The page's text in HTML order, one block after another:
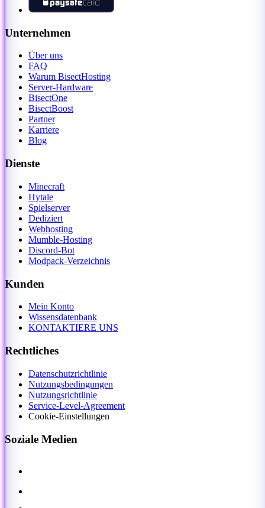
Unternehmen
Über uns
FAQ
Warum BisectHosting
Server-Hardware
BisectOne
BisectBoost
Partner
Karriere
Blog
Dienste
Minecraft
Hytale
Spielserver
Dediziert
Webhosting
Mumble-Hosting
Discord-Bot
Modpack-Verzeichnis
Kunden
Mein Konto
Wissensdatenbank
KONTAKTIERE UNS
Rechtliches
Datenschutzrichtlinie
Nutzungsbedingungen
Nutzungsrichtlinie
Service-Level-Agreement
Cookie-Einstellungen
Soziale Medien